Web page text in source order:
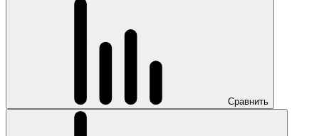
Сравнить